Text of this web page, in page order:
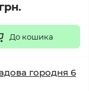
До кошика
городня 6